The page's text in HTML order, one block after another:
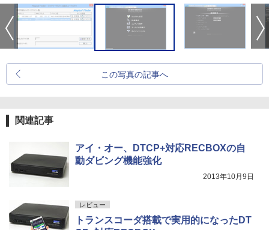
この写真の記事へ
関連記事
アイ・オー、DTCP+対応RECBOXの自
動ダビング機能強化
2013年10月9日
レビュー
トランスコーダ搭載で実用的になったDT